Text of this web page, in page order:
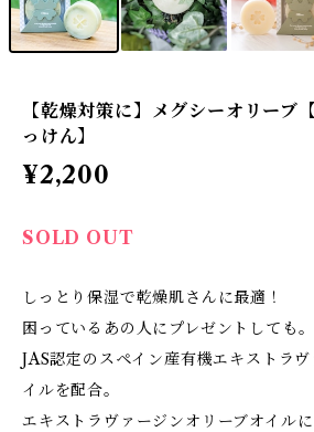
【乾燥対策に】メグシーオリーブ
っけん】
¥2,200
SOLD OUT
しっとり保湿で乾燥肌さんに最適！
困っているあの人にプレゼントしても。
JAS認定のスペイン産有機エキストラ
イルを配合。
エキストラヴァージンオリーブオイル